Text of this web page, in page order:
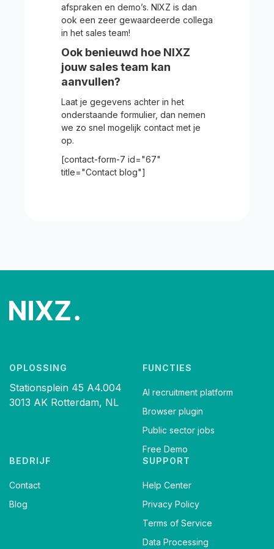
afspraken en demo’s. NIXZ is dan
ook een zeer gewaardeerde collega
in het sales team!
Ook benieuwd hoe NIXZ
jouw sales team kan
aanvullen?
Laat je gegevens achter in het
onderstaande formulier, dan nemen
we zo snel mogelijk contact met je
op.
[contact-form-7 id="67"
title="Contact blog"]
OPLOSSING
Stationsplein 45 A4.004
3013 AK Rotterdam, NL
FUNCTIES
AI recruitment platform
Browser plugin
Public sector jobs
Free Demo
BEDRIJF
Contact
Blog
SUPPORT
Help Center
Privacy Policy
Terms of Service
Data Processing